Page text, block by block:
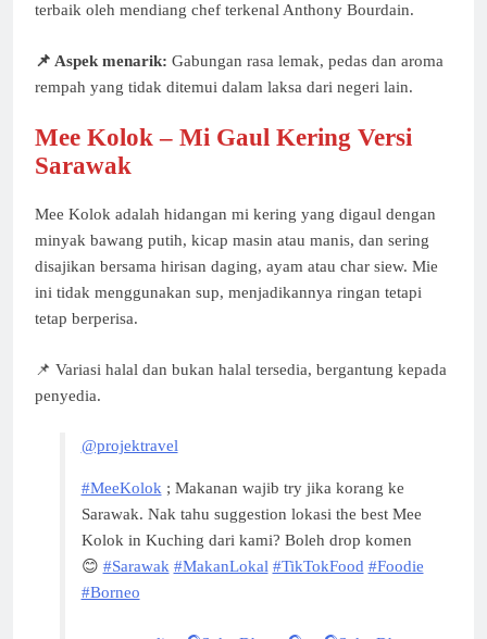
terbaik oleh mendiang chef terkenal Anthony Bourdain.
📌 Aspek menarik: Gabungan rasa lemak, pedas dan aroma
rempah yang tidak ditemui dalam laksa dari negeri lain.
Mee Kolok – Mi Gaul Kering Versi
Sarawak
Mee Kolok adalah hidangan mi kering yang digaul dengan
minyak bawang putih, kicap masin atau manis, dan sering
disajikan bersama hirisan daging, ayam atau char siew. Mie
ini tidak menggunakan sup, menjadikannya ringan tetapi
tetap berperisa.
📌 Variasi halal dan bukan halal tersedia, bergantung kepada
penyedia.
@projektravel
#MeeKolok ; Makanan wajib try jika korang ke
Sarawak. Nak tahu suggestion lokasi the best Mee
Kolok in Kuching dari kami? Boleh drop komen
😊 #Sarawak #MakanLokal #TikTokFood #Foodie
#Borneo